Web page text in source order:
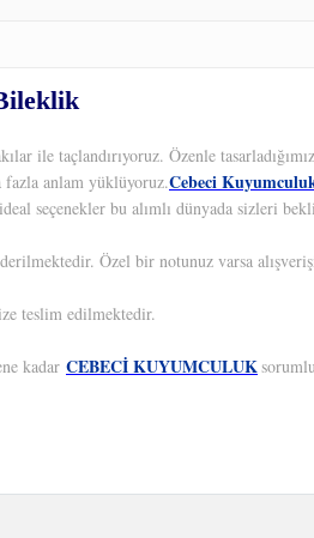
ile taçlandırıyoruz. Özenle
fazla anlam yüklüyoruz.Cebeci
seçenekler bu alımlı dünyada sizleri
Özel bir notunuz varsa
teslim edilmektedir.
kadar CEBECİ KUYUMCULUK